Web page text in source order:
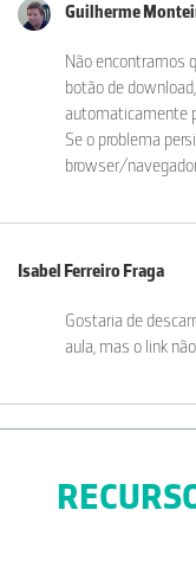
Guilherme
Não encontramos
botão de
automaticamente
Se o problema
browser/
Isabel Ferreiro Fraga
Gostaria de
aula, mas o link